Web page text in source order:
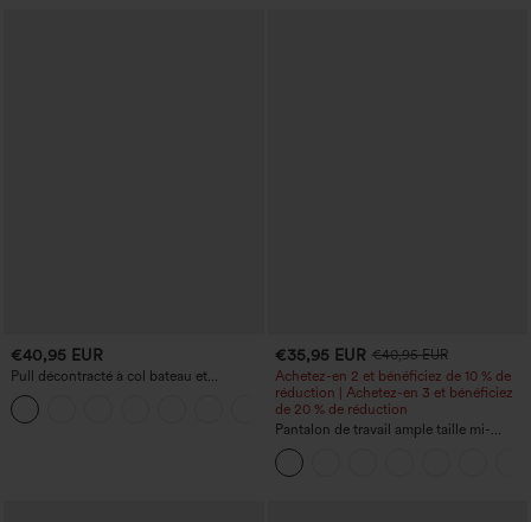
€40,95 EUR
Pull décontracté à col bateau et
manches chauve-souris
+1
€35,95 EUR €40,95 EUR
Achetez-en 2 et bénéficiez de 10 % de
réduction | Achetez-en 3 et bénéficiez
de 20 % de réduction
Pantalon de travail ample taille mi-
haute, coupe « barrel » (jambe en forme
de tonneau) avec poches